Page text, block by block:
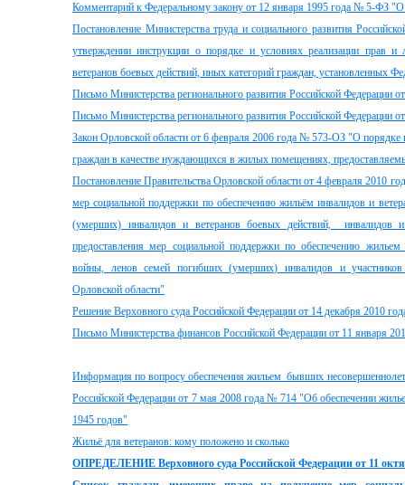
Комментарий к Федеральному закону от 12 января 1995 года № 5-ФЗ "О
Постановление Министерства труда и социального развития
утверждении инструкции о порядке и условиях реализации прав и
ветеранов боевых действий, иных категорий граждан, установленных
Письмо Министерства регионального развития Российской Федерации
Письмо Министерства регионального развития Российской Федерации
Закон Орловской области от 6 февраля 2006 года № 573-ОЗ "О порядке
граждан в качестве нуждающихся в жилых помещениях,
Постановление Правительства Орловской области от 4 февраля 2010
мер социальной поддержки по обеспечению жильём инвалидов и
(умерших) инвалидов и ветеранов боевых действий, инвалидов
предоставления мер социальной поддержки по обеспечению
войны, ленов семей погибших (умерших) инвалидов и
Орловской области"
Решение Верховного суда Российской Федерации от 14 декабря 2010
Письмо Министерства финансов Российской Федерации от 11 января
Информация по вопросу обеспечения жильем бывших
Российской Федерации от 7 мая 2008 года № 714 "Об обеспечении
1945 годов"
Жильё для ветеранов: кому положено и сколько
ОПРЕДЕЛЕНИЕ Верховного суда Российской Федерации от 11